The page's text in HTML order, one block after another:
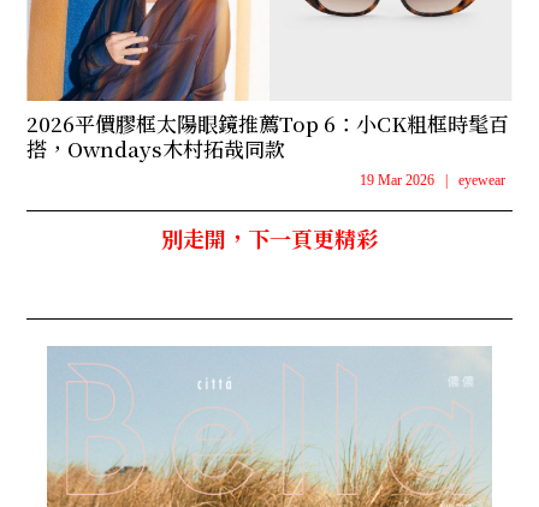
2026平價膠框太陽眼鏡推薦Top 6：小CK粗框時髦百
搭，Owndays木村拓哉同款
19 Mar 2026 eyewear
別走開，下一頁更精彩